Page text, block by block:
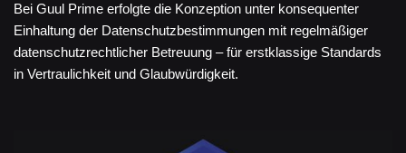
Bei Guul Prime erfolgte die Konzeption unter konsequenter
Einhaltung der Datenschutzbestimmungen mit regelmäßiger
datenschutzrechtlicher Betreuung – für erstklassige Standards
in Vertraulichkeit und Glaubwürdigkeit.